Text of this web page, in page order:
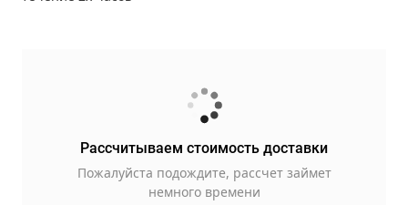
Рассчитываем стоимость доставки
Пожалуйста подождите, рассчет займет
немного времени